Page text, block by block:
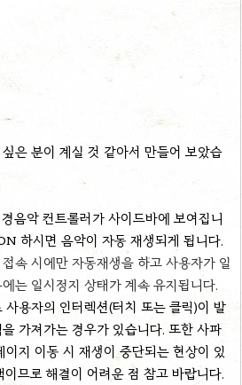
은 분이 계실 것 같아서 만들어 보았습
음악 컨트롤러가 사이드바에 보여집니
하시면 음악이 자동 재생되게 됩니다.
속 시에만 자동재생을 하고 사용자가 일
는 일시정지 상태가 계속 유지됩니다.
용자의 인터렉션(터치 또는 클릭)이 발
가져가는 경우가 있습니다. 또한 사파
지 이동 시 재생이 중단되는 현상이 있
므로 해결이 어려운 점 참고 바랍니다.